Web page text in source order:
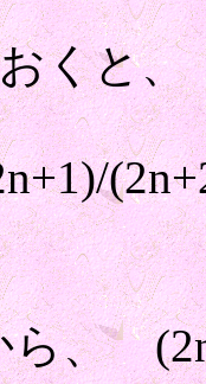
くと
ら、